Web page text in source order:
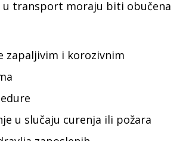
u transport moraju biti obučena
zapaljivim i korozivnim
u slučaju curenja ili požara